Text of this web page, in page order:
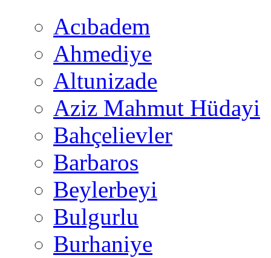
Acıbadem
Ahmediye
Altunizade
Aziz Mahmut Hüdayi
Bahçelievler
Barbaros
Beylerbeyi
Bulgurlu
Burhaniye